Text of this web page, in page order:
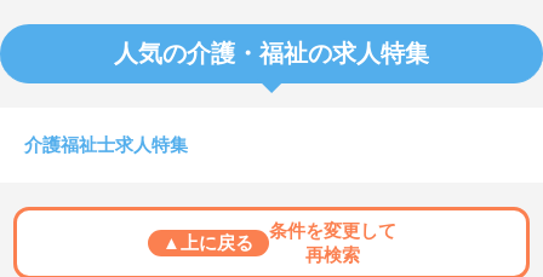
人気の介護・福祉の求人特集
介護福祉士求人特集
▲上に戻る
条件を変更して
再検索